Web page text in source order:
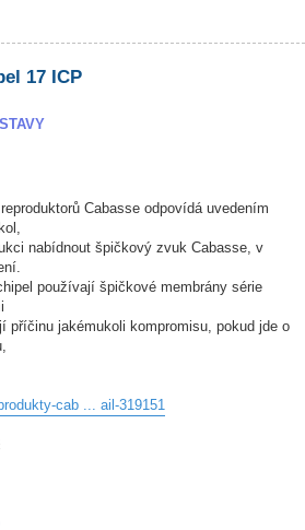
17 ICP
Cabasse odpovídá uvedením
nabídnout špičkový zvuk Cabasse, v
používají špičkové membrány série
příčinu jakémukoli kompromisu, pokud jde o
cab ... ail-319151